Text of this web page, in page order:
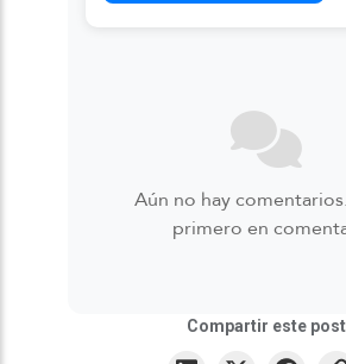
Aún no hay comentarios.
primero en
Compartir este post